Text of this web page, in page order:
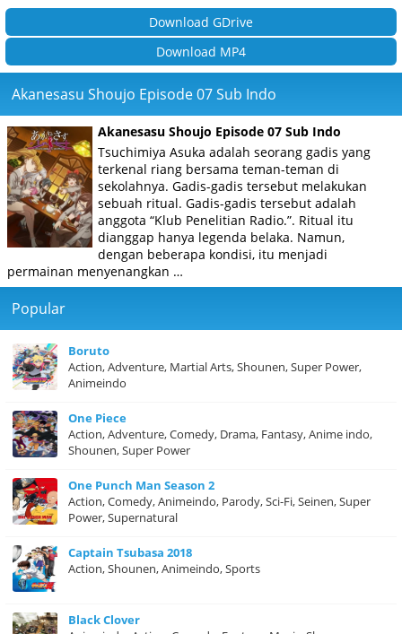
Download GDrive
Download MP4
Akanesasu Shoujo Episode 07 Sub Indo
Akanesasu Shoujo Episode 07 Sub Indo
Tsuchimiya Asuka adalah seorang gadis yang
terkenal riang bersama teman-teman di
sekolahnya. Gadis-gadis tersebut melakukan
sebuah ritual. Gadis-gadis tersebut adalah
anggota “Klub Penelitian Radio.”. Ritual itu
dianggap hanya legenda belaka. Namun,
dengan beberapa kondisi, itu menjadi
permainan menyenangkan …
Popular
Boruto
Action, Adventure, Martial Arts, Shounen, Super Power,
Animeindo
One Piece
Action, Adventure, Comedy, Drama, Fantasy, Anime indo,
Shounen, Super Power
One Punch Man Season 2
Action, Comedy, Animeindo, Parody, Sci-Fi, Seinen, Super
Power, Supernatural
Captain Tsubasa 2018
Action, Shounen, Animeindo, Sports
Black Clover